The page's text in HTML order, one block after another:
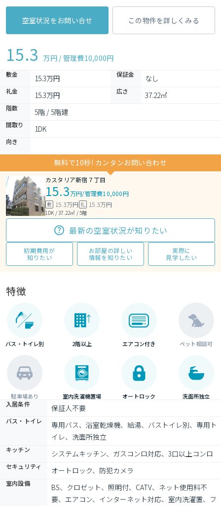
空室状況をお問い合せ この物件を詳しくみる
15.3 万円 / 管理費10,000円
敷金 15.3万円 保証金 なし
礼金 15.3万円 広さ 37.22㎡
階数 5階 / 5階建
間取り 1DK
向き
無料で10秒! カンタンお問い合わせ
カスタリア新宿７丁目
15.3万円/管理費10,000円
敷 15.3万円 礼 15.3万円
1DK / 37.22㎡ / 5階
最新の空室状況が知りたい
初期費用が
知りたい
お部屋の詳しい
情報を知りたい
実際に
見学したい
特徴
バス・トイレ別 2階以上 エアコン付き ペット相談可
駐車場あり 室内洗濯機置場 オートロック 洗面所独立
入居条件 保証人不要
バス・トイレ
専用バス、浴室乾燥機、給湯、バストイレ別、専用ト
イレ、洗面所独立
キッチン システムキッチン、ガスコンロ対応、3口以上コンロ
セキュリティ オートロック、防犯カメラ
室内設備
BS、クロゼット、照明付、CATV、ネット使用料不
要、エアコン、インターネット対応、室内洗濯置、フ